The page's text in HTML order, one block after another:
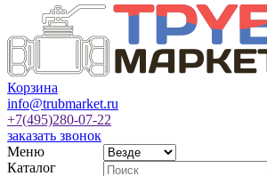
Корзина
info@trubmarket.ru
+7(495)280-07-22
заказать звонок
Меню
Каталог